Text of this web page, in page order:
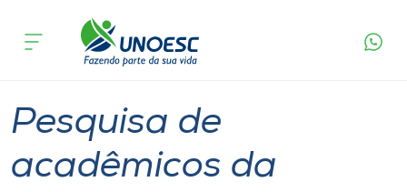
Cursos
acontece
d’Oeste
Pesquisa de
acadêmicos da